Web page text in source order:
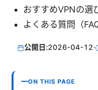
おすすめVPNの選
よくある質問（FAQ
公開日:2026-04-12·
ON THIS PAGE